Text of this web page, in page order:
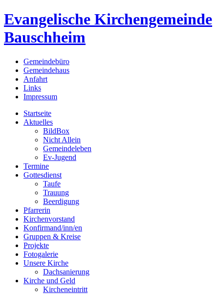
Evangelische Kirchengemeinde
Bauschheim
Gemeindebüro
Gemeindehaus
Anfahrt
Links
Impressum
Startseite
Aktuelles
BildBox
Nicht Allein
Gemeindeleben
Ev-Jugend
Termine
Gottesdienst
Taufe
Trauung
Beerdigung
Pfarrerin
Kirchenvorstand
Konfirmand/inn/en
Gruppen & Kreise
Projekte
Fotogalerie
Unsere Kirche
Dachsanierung
Kirche und Geld
Kircheneintritt